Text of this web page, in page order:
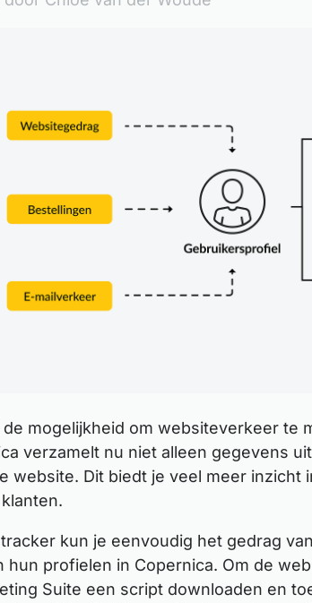
mogelijkheid om websiteverkeer te
verzamelt nu niet alleen gegevens
website. Dit biedt je veel meer inzicht
kun je eenvoudig het gedrag
hun profielen in Copernica. Om de
Suite een script downloaden en